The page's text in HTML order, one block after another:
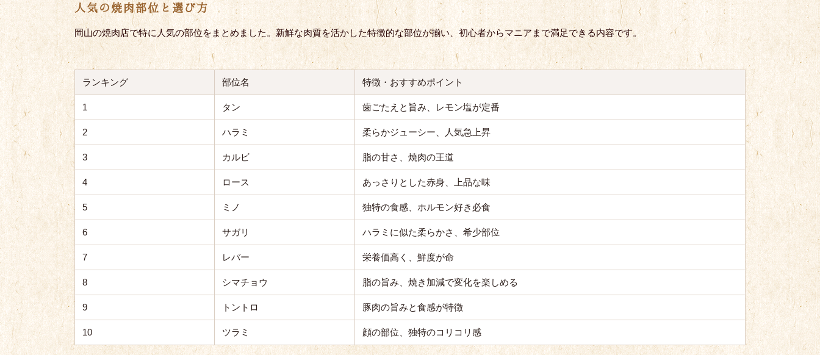
人気の焼肉部位と選び方
岡山の焼肉店で特に人気の部位をまとめました。新鮮な肉質を活かした特徴的な部位が揃い、初心者からマニアまで満足できる内容です。
ランキング 部位名 特徴・おすすめポイント
1 タン 歯ごたえと旨み、レモン塩が定番
2 ハラミ 柔らかジューシー、人気急上昇
3 カルビ 脂の甘さ、焼肉の王道
4 ロース あっさりとした赤身、上品な味
5 ミノ 独特の食感、ホルモン好き必食
6 サガリ ハラミに似た柔らかさ、希少部位
7 レバー 栄養価高く、鮮度が命
8 シマチョウ 脂の旨み、焼き加減で変化を楽しめる
9 トントロ 豚肉の旨みと食感が特徴
10 ツラミ 顔の部位、独特のコリコリ感